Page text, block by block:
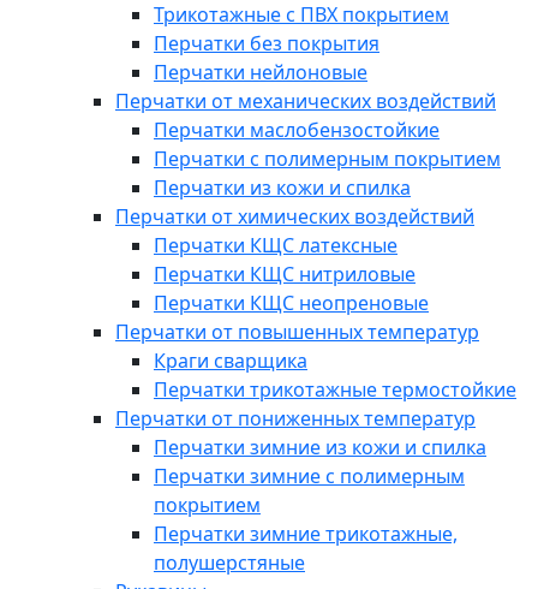
Трикотажные с ПВХ покрытием
Перчатки без покрытия
Перчатки нейлоновые
Перчатки от механических воздействий
Перчатки маслобензостойкие
Перчатки с полимерным покрытием
Перчатки из кожи и спилка
Перчатки от химических воздействий
Перчатки КЩС латексные
Перчатки КЩС нитриловые
Перчатки КЩС неопреновые
Перчатки от повышенных температур
Краги сварщика
Перчатки трикотажные термостойкие
Перчатки от пониженных температур
Перчатки зимние из кожи и спилка
Перчатки зимние с полимерным
покрытием
Перчатки зимние трикотажные,
полушерстяные